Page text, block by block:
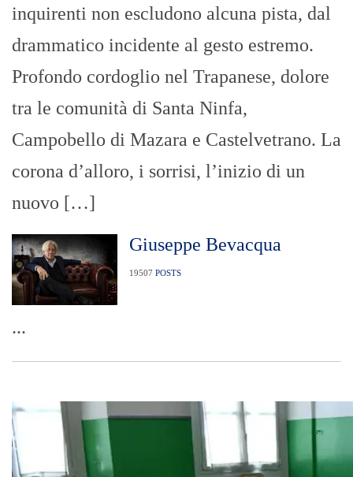
inquirenti non escludono alcuna pista, dal
drammatico incidente al gesto estremo.
Profondo cordoglio nel Trapanese, dolore
tra le comunità di Santa Ninfa,
Campobello di Mazara e Castelvetrano. La
corona d’alloro, i sorrisi, l’inizio di un
nuovo […]
Giuseppe Bevacqua
19507 POSTS
...